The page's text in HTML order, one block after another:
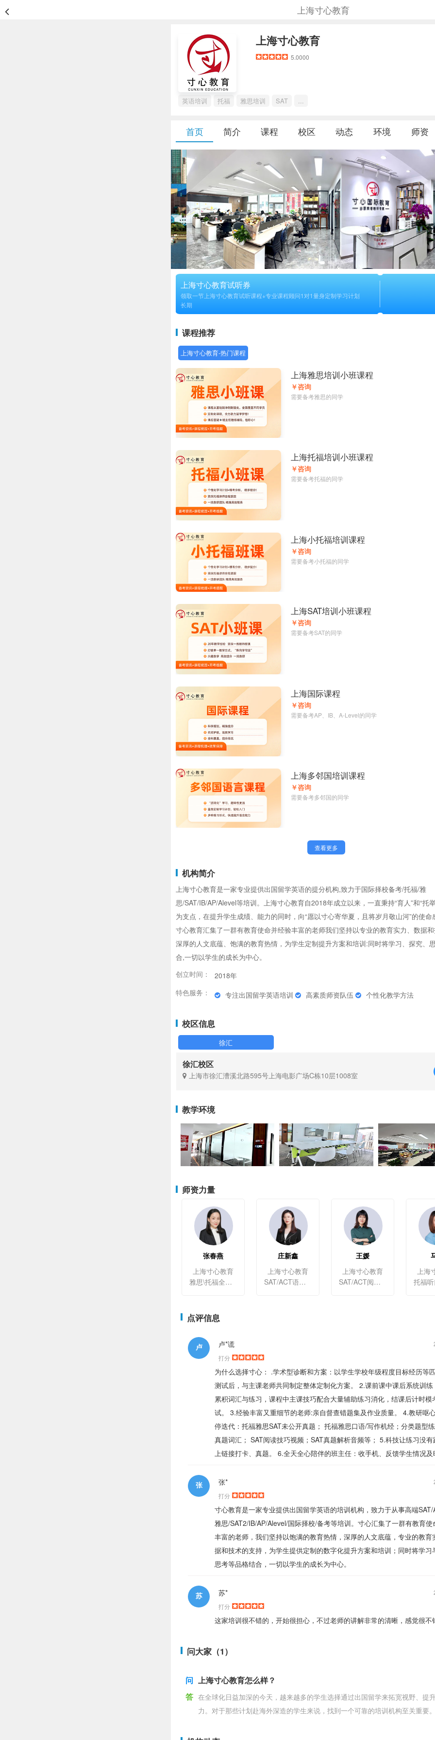
上海寸心教育
上海寸心教育
5.0000
英语培训 托福 雅思培训 SAT ...
首页 简介 课程 校区 动态 环境 师资
上海寸心教育试听券
领取一节上海寸心教育试听课程+专业课程顾问1对1量身定制学习计划
长期
课程推荐
上海寸心教育-热门课程
上海雅思培训小班课程
￥咨询
需要备考雅思的同学
上海托福培训小班课程
￥咨询
需要备考托福的同学
上海小托福培训课程
￥咨询
需要备考小托福的同学
上海SAT培训小班课程
￥咨询
需要备考SAT的同学
上海国际课程
￥咨询
需要备考AP、IB、A-Level的同学
上海多邻国培训课程
￥咨询
需要备考多邻国的同学
查看更多
机构简介
上海寸心教育是一家专业提供出国留学英语的提分机构,致力于国际择校备考/托福/雅
思/SAT/IB/AP/Alevel等培训。上海寸心教育自2018年成立以来，一直秉持“育人”和“托
为支点，在提升学生成绩、能力的同时，向“愿以寸心寄华夏，且将岁月敬山河”的使命
寸心教育汇集了一群有教育使命并经验丰富的老师我们坚持以专业的教育实力、数据
深厚的人文底蕴、饱满的教育热情，为学生定制提升方案和培训:同时将学习、探究、
合,一切以学生的成长为中心。
创立时间：
2018年
特色服务：
专注出国留学英语培训 高素质师资队伍 个性化教学方法
校区信息
徐汇
徐汇校区
上海市徐汇漕溪北路595号上海电影广场C栋10层1008室
教学环境
师资力量
张春燕
上海寸心教育
雅思\托福全科教学
庄新鑫
上海寸心教育
SAT/ACT语法、托福阅读/写作
王媛
上海寸心教育
SAT/ACT阅读、托福听力口语、TOEFLJunior、备考语言科目与面试、多邻国听口
上海
点评信息
卢 卢*谎
打分
为什么选择寸心： .学术型诊断和方案：以学生学校年级程度目标经历等
测试后，与主课老师共同制定整体定制化方案。 2.课前课中课后系统训
累积词汇与练习，课程中主课技巧配合大量辅助练习消化，结课后计时模
试。 3.经验丰富又重细节的老师:亲自督查错题集及作业质量。 4.教研呕
停迭代：托福雅思SAT未公开真题； 托福雅思口语/写作机经；分类题型
真题词汇； SAT阅读技巧视频；SAT真题解析音频等； 5.科技让练习没
上链接打卡、真题。 6.全天全心陪伴的班主任：收手机、反馈学生情况
张 张*
打分
寸心教育是一家专业提供出国留学英语的培训机构，致力于从事高端
雅思/SAT2/IB/AP/Alevel/国际择校/备考等培训。寸心汇集了一群有教育使
丰富的老师，我们坚持以饱满的教育热情，深厚的人文底蕴，专业的教育
据和技术的支持，为学生提供定制的数字化提升方案和培训；同时将学习
思考等品格结合，一切以学生的成长为中心。
苏 苏*
打分
这家培训很不错的，开始很担心，不过老师的讲解非常的清晰，感觉很不
问大家（1）
问 上海寸心教育怎么样？
答 在全球化日益加深的今天，越来越多的学生选择通过出国留学来拓宽视野、提
力。对于那些计划赴海外深造的学生来说，找到一个可靠的培训机构至关重要